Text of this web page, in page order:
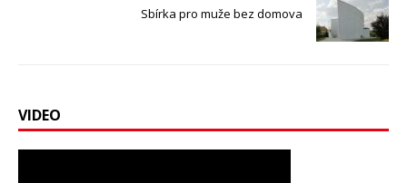
Sbírka pro muže bez domova
VIDEO